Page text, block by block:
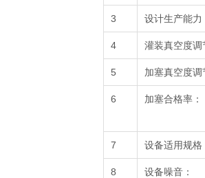
3 设计生产能力
4 灌装真空度调
5 加塞真空度调
6 加塞合格率：
7 设备适用规格
8 设备噪音：